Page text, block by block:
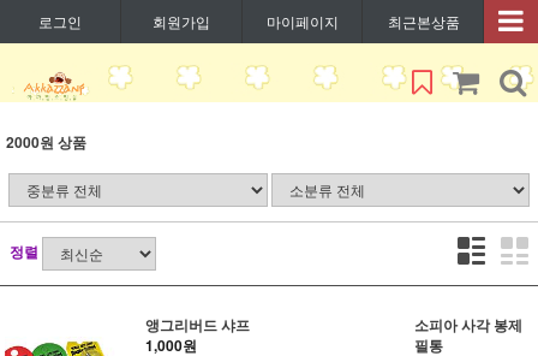
로그인 회원가입 마이페이지 최근본상품
2000원 상품
정렬
앵그리버드 샤프
1,000원
소피아 사각 봉제
필통